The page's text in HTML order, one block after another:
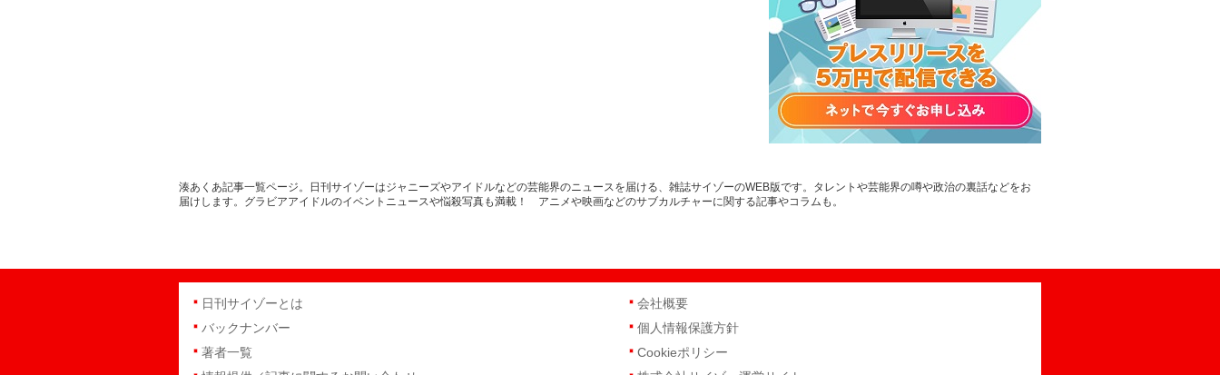
湊あくあ記事一覧ページ。日刊サイゾーはジャニーズやアイドルなどの芸能界のニュースを届ける、雑誌サイゾーのWEB版です。タレントや芸能界の噂や政治の裏話などをお
届けします。グラビアアイドルのイベントニュースや悩殺写真も満載！ アニメや映画などのサブカルチャーに関する記事やコラムも。
日刊サイゾーとは
バックナンバー
著者一覧
会社概要
個人情報保護方針
Cookieポリシー